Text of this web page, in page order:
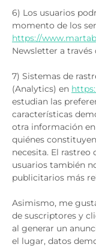
6) Los usuarios
momento de los
https://
Newsletter a
7) Sistemas de
(Analytics) en
estudian las
características
otra información
quiénes
necesita. El rastreo
usuarios también
publicitarios más
Asimismo, me
de suscriptores y
al generar un
el lugar, datos